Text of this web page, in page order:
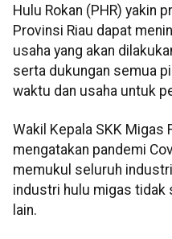
Hulu Rokan (PHR) yakin
Provinsi Riau dapat
usaha yang akan
serta dukungan semua
waktu dan usaha untuk
Wakil Kepala SKK Migas
mengatakan pandemi
memukul seluruh
industri hulu migas tidak
lain.